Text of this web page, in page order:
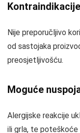
Kontraindikacije
Nije preporučljivo
od sastojaka
preosjetljivošću.
Moguće
Alergijske reakcije
ili grla, te poteškoće